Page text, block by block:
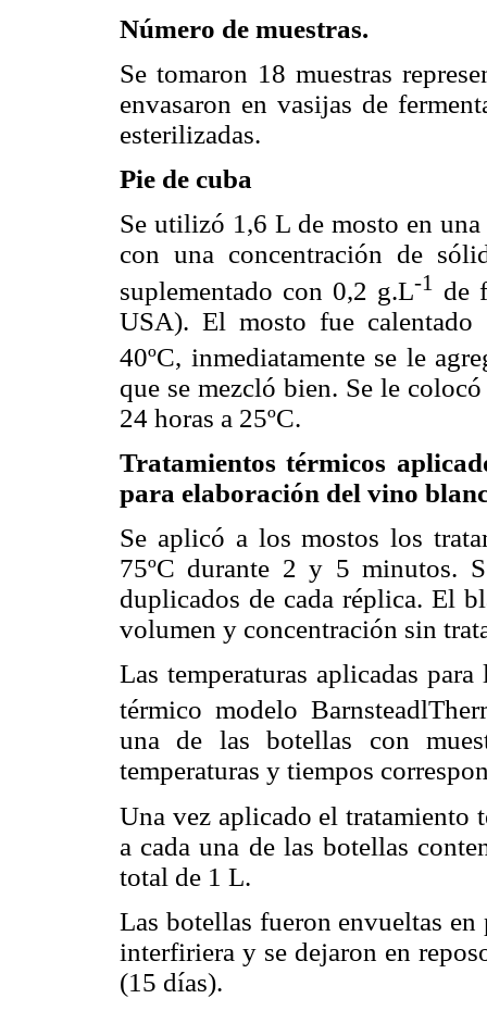
Número de muestras.
Se tomaron 18 muestras
envasaron en vasijas de
esterilizadas.
Pie de cuba
Se utilizó 1,6 L de mosto en
con una concentración de
suplementado con 0,2 g.L-1
de
USA). El mosto fue calentado
40ºC, inmediatamente se le
que se mezcló bien. Se le
24 horas a 25ºC.
Tratamientos térmicos
para elaboración del vino
Se aplicó a los mostos los
75ºC durante 2 y 5 minutos.
duplicados de cada réplica. El
volumen y concentración sin
Las temperaturas aplicadas
térmico modelo
una de las botellas con
temperaturas y tiempos
Una vez aplicado el tratamiento
a cada una de las botellas
total de 1 L.
Las botellas fueron envueltas
interfiriera y se dejaron en
(15 días).